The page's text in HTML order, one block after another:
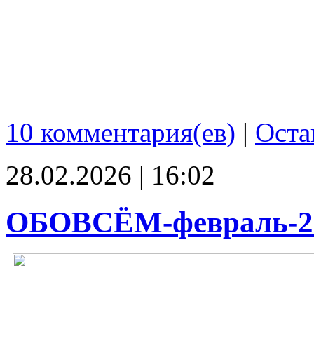
10 комментария(ев) |
28.02.2026 | 16:02
ОБОВСЁМ-февраль-